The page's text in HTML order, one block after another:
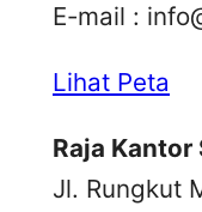
E-mail :
Lihat Peta
Raja Kantor
Jl. Rungkut